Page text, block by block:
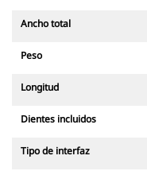
Ancho total
Peso
Longitud
Dientes incluidos
Tipo de interfaz